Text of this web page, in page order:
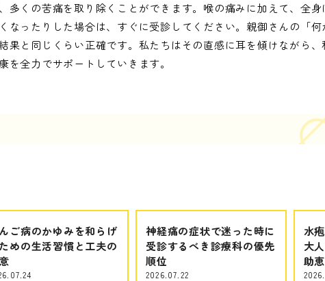
多くの苦痛を取り除くことができます。喉の痛みに加えて、全
なったりした場合は、すぐに受診してください。親御さんの「何
果と同じくらい正確です。私たちはその直感に耳を傾けながら、
全力でサポートしていきます。
ご病のかゆみを和らげ
めの生活習慣と工夫の
神経痛の症状で迷った時に
受診するべき診療科の優先
順位
2026.07.22
水
大
助恵